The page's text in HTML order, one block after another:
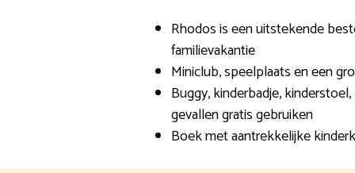
Rhodos is een uitstekende
familievakantie
Miniclub, speelplaats en een
Buggy, kinderbadje,
gevallen gratis gebruiken
Boek met aantrekkelijke